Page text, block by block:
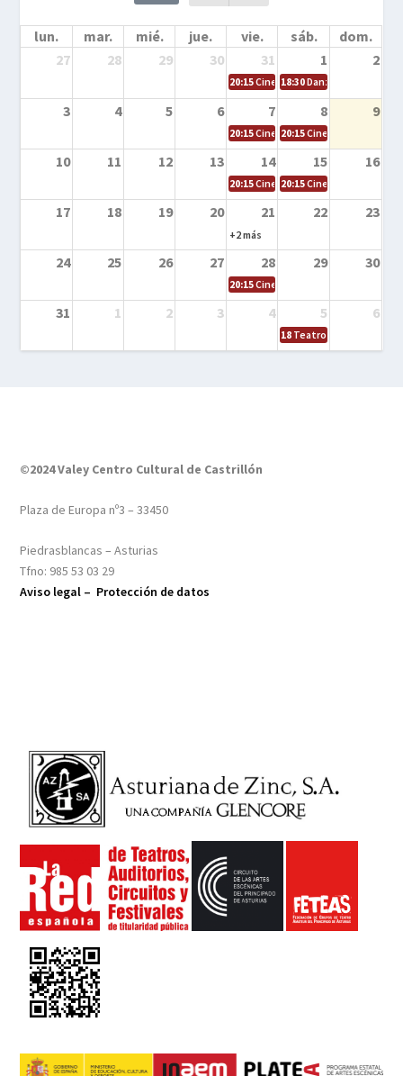
lun. mar. mié. jue. vie. sáb.
dom.
27
28 29 30 31 1 2
20:15Cine en la calle – Cómo
18:30Danza – Cita en el
3 4 5 6 7 8 9
20:15Cine en la calle – El niño y la
20:15Cine en la calle –
10 11 12 13 14 15 16
20:15Cine en la calle – Tortugas
20:15Cine en la calle –
17 18 19 20 21 22 23
+2 más
24 25 26 27 28 29 30
20:15Cine en el calle – Tintín y el
31 1 2 3 4 5 6
18 Teatro – Tres
©2024 Valey Centro Cultural de Castrillón
Plaza de Europa nº3 – 33450
Piedrasblancas – Asturias
Tfno: 985 53 03 29
Aviso legal – Protección de datos